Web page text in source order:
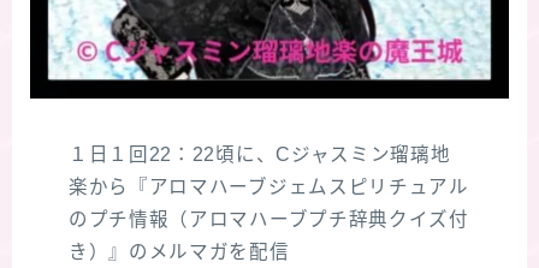
１日１回22：22頃に、Cジャスミン瑠璃地
楽から『アロマハーブジェムスピリチュアル
のプチ情報（アロマハーブプチ辞典クイズ付
き）』のメルマガを配信